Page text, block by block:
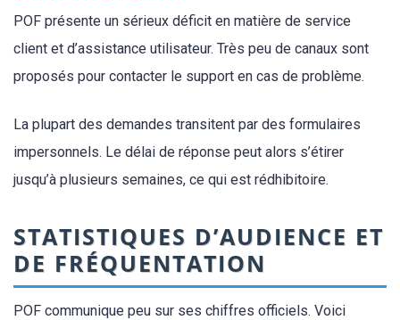
POF présente un sérieux déficit en matière de service
client et d’assistance utilisateur. Très peu de canaux sont
proposés pour contacter le support en cas de problème.
La plupart des demandes transitent par des formulaires
impersonnels. Le délai de réponse peut alors s’étirer
jusqu’à plusieurs semaines, ce qui est rédhibitoire.
STATISTIQUES D’AUDIENCE ET
DE FRÉQUENTATION
POF communique peu sur ses chiffres officiels. Voici